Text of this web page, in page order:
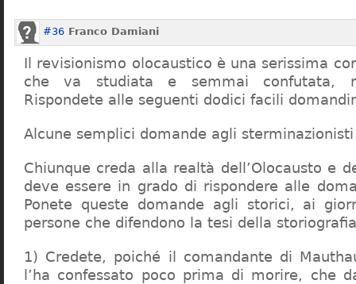
#36 Franco Damiani
Il revisionismo olocaustico è una serissima
che va studiata e semmai confutata,
Rispondete alle seguenti dodici facili
Alcune semplici domande agli sterminazionisti
Chiunque creda alla realtà dell’Olocausto e
deve essere in grado di rispondere alle
Ponete queste domande agli storici, ai
persone che difendono la tesi della
1) Credete, poiché il comandante di
l’ha confessato poco prima di morire, che